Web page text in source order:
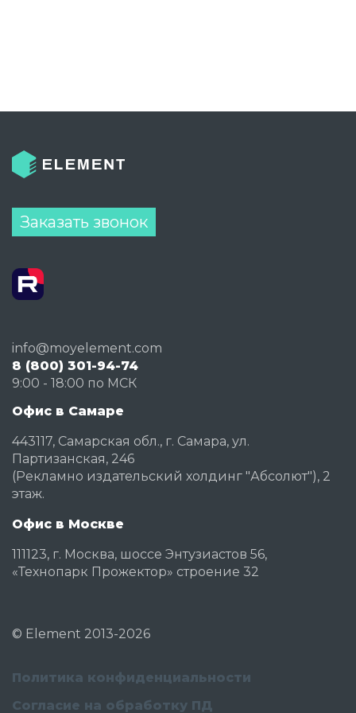
Заказать звонок
info@moyelement.com
8 (800) 301-94-74
9:00 - 18:00 по МСК
Офис в Самаре
443117, Самарская обл., г. Самара, ул.
Партизанская, 246
(Рекламно издательский холдинг "Абсолют"), 2
этаж.
Офис в Москве
111123, г. Москва, шоссе Энтузиастов 56,
«Технопарк Прожектор» строение 32
© Element 2013-2026
Политика конфиденциальности
Согласие на обработку ПД